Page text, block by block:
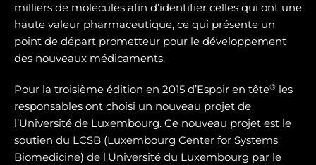
milliers de molécules afin d’identifier celles qui ont une
haute valeur pharmaceutique, ce qui présente un
point de départ prometteur pour le développement
des nouveaux médicaments.
Pour la troisième édition en 2015 d’Espoir en tête® les
responsables ont choisi un nouveau projet de
l’Université de Luxembourg. Ce nouveau projet est le
soutien du LCSB (Luxembourg Center for Systems
Biomedicine) de l'Université du Luxembourg par le